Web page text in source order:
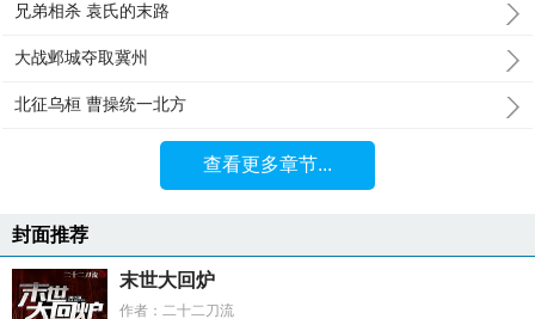
兄弟相杀 袁氏的末路
大战邺城夺取冀州
北征乌桓 曹操统一北方
查看更多章节...
封面推荐
末世大回炉
作者：二十二刀流